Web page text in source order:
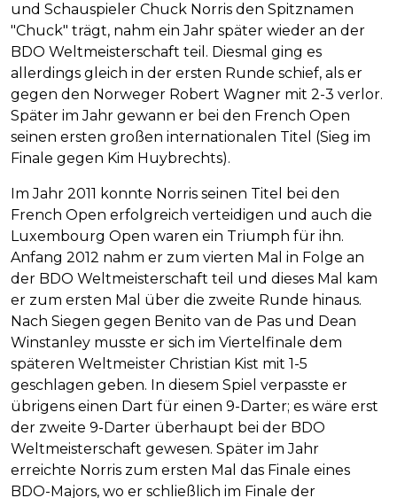
und Schauspieler Chuck Norris den Spitznamen
"Chuck" trägt, nahm ein Jahr später wieder an der
BDO Weltmeisterschaft teil. Diesmal ging es
allerdings gleich in der ersten Runde schief, als er
gegen den Norweger Robert Wagner mit 2-3 verlor.
Später im Jahr gewann er bei den French Open
seinen ersten großen internationalen Titel (Sieg im
Finale gegen Kim Huybrechts).
Im Jahr 2011 konnte Norris seinen Titel bei den
French Open erfolgreich verteidigen und auch die
Luxembourg Open waren ein Triumph für ihn.
Anfang 2012 nahm er zum vierten Mal in Folge an
der BDO Weltmeisterschaft teil und dieses Mal kam
er zum ersten Mal über die zweite Runde hinaus.
Nach Siegen gegen Benito van de Pas und Dean
Winstanley musste er sich im Viertelfinale dem
späteren Weltmeister Christian Kist mit 1-5
geschlagen geben. In diesem Spiel verpasste er
übrigens einen Dart für einen 9-Darter; es wäre erst
der zweite 9-Darter überhaupt bei der BDO
Weltmeisterschaft gewesen. Später im Jahr
erreichte Norris zum ersten Mal das Finale eines
BDO-Majors, wo er schließlich im Finale der